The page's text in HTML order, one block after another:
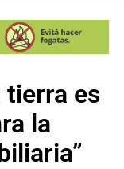
tierra es
la